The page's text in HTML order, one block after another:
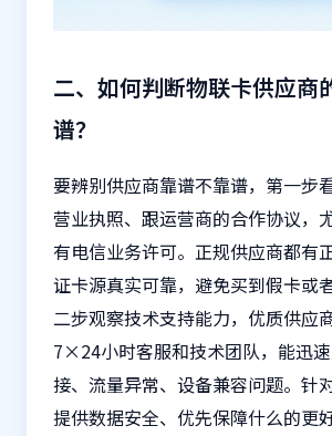
二、如何判断物联卡供应商
谱？
要辨别供应商靠谱不靠谱，第一步
营业执照、跟运营商的合作协议，
有电信业务许可。正规供应商都有
证卡源真实可靠，避免买到假卡或
二步观察技术支持能力，优质供应
7×24小时客服和技术团队，能迅
接、流量异常、设备兼容问题。针
提供数据安全、优先保障什么的更